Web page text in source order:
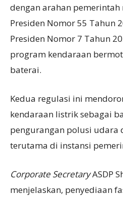
dengan arahan
Presiden Nomor 55 Tahun
Presiden Nomor 7 Tahun
program kendaraan
baterai.
Kedua regulasi ini
kendaraan listrik sebagai
pengurangan polusi udara
terutama di instansi
Corporate SecretaryASDP
menjelaskan, penyediaan